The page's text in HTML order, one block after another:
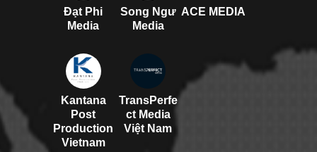
Đạt Phi
Media
Song Ngư
Media
ACE MEDIA
Kantana
Post
Production
Vietnam
TransPerfe
ct Media
Việt Nam